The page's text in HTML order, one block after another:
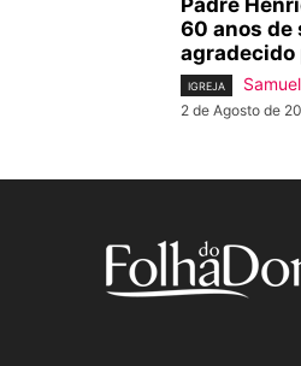
60 anos de
agradecido
IGREJA
2 de Agosto de